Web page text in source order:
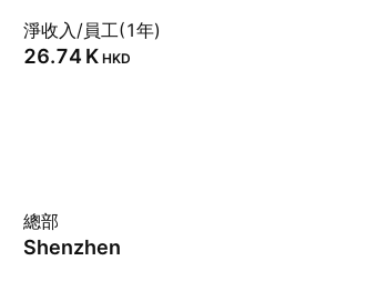
淨收入/員工(1年)
‪26.74 K‬ HKD
總部
Shenzhen